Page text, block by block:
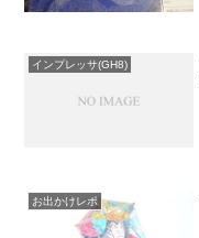
インプレッサ(GH8)
お出かけレポ